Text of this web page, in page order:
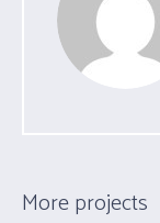
More projects